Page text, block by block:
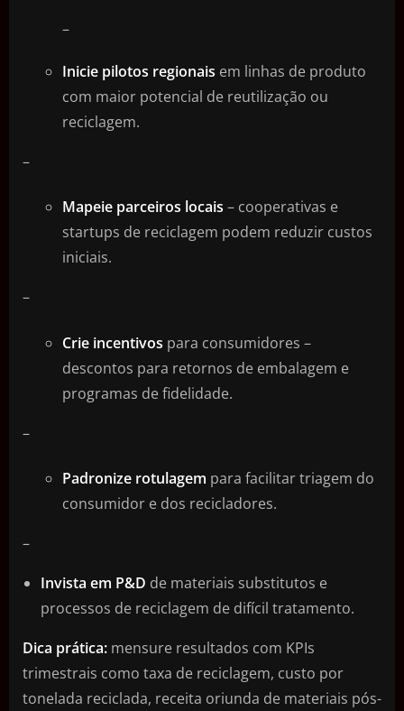
–
Inicie pilotos regionais em linhas de produto
com maior potencial de reutilização ou
reciclagem.
–
Mapeie parceiros locais – cooperativas e
startups de reciclagem podem reduzir custos
iniciais.
–
Crie incentivos para consumidores –
descontos para retornos de embalagem e
programas de fidelidade.
–
Padronize rotulagem para facilitar triagem do
consumidor e dos recicladores.
–
Invista em P&D de materiais substitutos e
processos de reciclagem de difícil tratamento.
Dica prática: mensure resultados com KPIs
trimestrais como taxa de reciclagem, custo por
tonelada reciclada, receita oriunda de materiais pós-